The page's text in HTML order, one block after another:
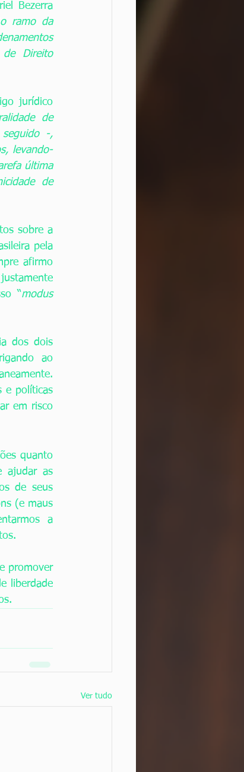
Bezerra
o ramo da
Direito
jurídico
de
-,
levando-
última
de
sobre a
pela
afirmo
“modus
dos dois
ao
e políticas
em risco
quanto
ajudar as
de seus
(e maus
a
promover
liberdade
Ver tudo